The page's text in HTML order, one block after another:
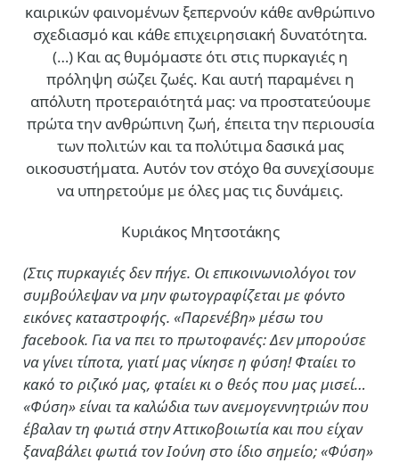
καιρικών φαινομένων ξεπερνούν κάθε ανθρώπινο
σχεδιασμό και κάθε επιχειρησιακή δυνατότητα.
(…) Και ας θυμόμαστε ότι στις πυρκαγιές η
πρόληψη σώζει ζωές. Και αυτή παραμένει η
απόλυτη προτεραιότητά μας: να προστατεύουμε
πρώτα την ανθρώπινη ζωή, έπειτα την περιουσία
των πολιτών και τα πολύτιμα δασικά μας
οικοσυστήματα. Αυτόν τον στόχο θα συνεχίσουμε
να υπηρετούμε με όλες μας τις δυνάμεις.
Κυριάκος Μητσοτάκης
(Στις πυρκαγιές δεν πήγε. Οι επικοινωνιολόγοι τον
συμβούλεψαν να μην φωτογραφίζεται με φόντο
εικόνες καταστροφής. «Παρενέβη» μέσω του
facebook. Για να πει το πρωτοφανές: Δεν μπορούσε
να γίνει τίποτα, γιατί μας νίκησε η φύση! Φταίει το
κακό το ριζικό μας, φταίει κι ο θεός που μας μισεί…
«Φύση» είναι τα καλώδια των ανεμογεννητριών που
έβαλαν τη φωτιά στην Αττικοβοιωτία και που είχαν
ξαναβάλει φωτιά τον Ιούνη στο ίδιο σημείο; «Φύση»